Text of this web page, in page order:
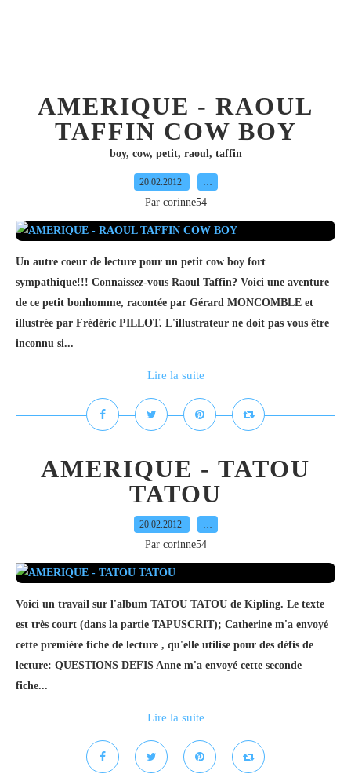
AMERIQUE - RAOUL
TAFFIN COW BOY
boy, cow, petit, raoul, taffin
20.02.2012 …
Par corinne54
Un autre coeur de lecture pour un petit cow boy fort
sympathique!!! Connaissez-vous Raoul Taffin? Voici une aventure
de ce petit bonhomme, racontée par Gérard MONCOMBLE et
illustrée par Frédéric PILLOT. L'illustrateur ne doit pas vous être
inconnu si...
Lire la suite
AMERIQUE - TATOU
TATOU
20.02.2012 …
Par corinne54
Voici un travail sur l'album TATOU TATOU de Kipling. Le texte
est très court (dans la partie TAPUSCRIT); Catherine m'a envoyé
cette première fiche de lecture , qu'elle utilise pour des défis de
lecture: QUESTIONS DEFIS Anne m'a envoyé cette seconde
fiche...
Lire la suite